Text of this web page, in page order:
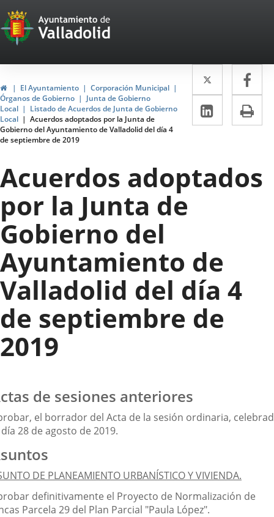
Portal
Web
del
Ayuntamiento
de
Valladolid
InicioEl Ayuntamiento
Corporación Municipal
Órganos de Gobierno
Junta de Gobierno
Local
Listado de Acuerdos de Junta de Gobierno
Local
Acuerdos adoptados por la Junta de
Gobierno del Ayuntamiento de Valladolid del día 4
de septiembre de 2019
Twitter
Enlace
a
una
a
LinkedIn
Enlace
a
externa.
Acuerdos adoptados
por la Junta de
Gobierno del
Ayuntamiento de
Valladolid del día 4
de septiembre de
2019
de sesiones anteriores
el borrador del Acta de la sesión ordinaria,
28 de agosto de 2019.
DE PLANEAMIENTO URBANÍSTICO Y VIVIENDA.
definitivamente el Proyecto de Normalización de
Parcela 29 del Plan Parcial "Paula López".